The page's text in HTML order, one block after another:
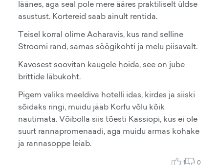
läänes, aga seal pole mere ääres praktiliselt üldse
asustust. Kortereid saab ainult rentida.
Teisel korral olime Acharavis, kus rand selline
Stroomi rand, samas söögikohti ja melu piisavalt.
Kavosest soovitan kaugele hoida, see on jube
brittide läbukoht.
Pigem valiks meeldiva hotelli idas, kirdes ja siiski
sõidaks ringi, muidu jääb Korfu võlu kõik
nautimata. Võibolla siis tõesti Kassiopi, kus ei ole
suurt rannapromenaadi, aga muidu armas kohake
ja rannasoppe leiab.
1 0